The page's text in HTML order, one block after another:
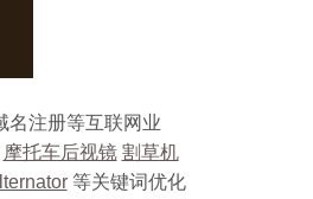
名注册等互联网业
摩托车后视镜 割草机
等关键词优化